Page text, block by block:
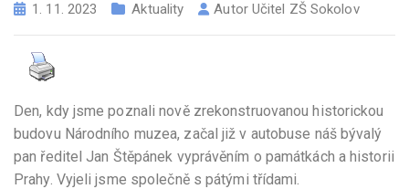
1. 11. 2023 Aktuality Autor Učitel ZŠ Sokolov
Den, kdy jsme poznali nově zrekonstruovanou historickou
budovu Národního muzea, začal již v autobuse náš bývalý
pan ředitel Jan Štěpánek vyprávěním o památkách a historii
Prahy. Vyjeli jsme společně s pátými třídami.